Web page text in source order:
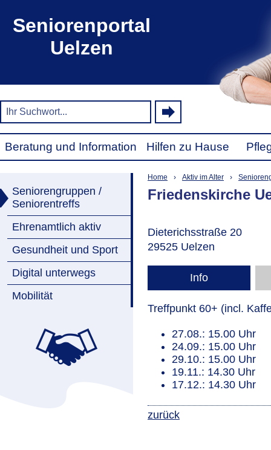
Seniorenportal
Uelzen
Beratung und Information Hilfen zu Hause
Seniorengruppen /
Seniorentreffs
Ehrenamtlich aktiv
Gesundheit und Sport
Digital unterwegs
Mobilität
Home › Aktiv im Alter ›
Friedenskirche
Dieterichsstraße 20
29525 Uelzen
Info
Treffpunkt 60+ (incl.
27.08.: 15.00 Uhr
24.09.: 15.00 Uhr
29.10.: 15.00 Uhr
19.11.: 14.30 Uhr
17.12.: 14.30 Uhr
zurück